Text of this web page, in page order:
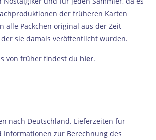
der früheren Karten
alle Päckchen original aus der Zeit
sie damals veröffentlicht wurden.
von früher findest du hier.
nach Deutschland. Lieferzeiten für
Informationen zur Berechnung des